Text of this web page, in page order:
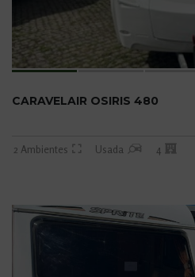
CARAVELAIR OSIRIS 480
2 Ambientes Usada 4